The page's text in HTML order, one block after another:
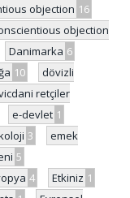
objection 16
objection
Danimarka 6
10
dövizli
retçiler
e-devlet 1
3
emek
5
4 Etkiniz 1